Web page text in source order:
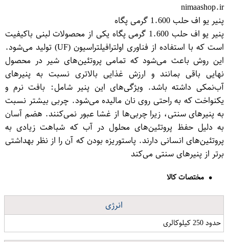
nimaashop.ir
پنیر یو اف حلب 1.600 گرمی پگاه
پنیر یو اف حلب 1.600 گرمی پگاه یکی از محصولات لبنی باکیفیت
است که با استفاده از فناوری اولترافیلتراسیون (UF) تولید می‌شود.
این روش باعث می‌شود که تمامی پروتئین‌های شیر در محصول
نهایی باقی بمانند و ارزش غذایی بالاتری نسبت به پنیرهای
آب‌نمکی داشته باشد. ویژگی‌های این پنیر شامل: بافت نرم و
یکنواخت که به راحتی روی نان مالیده می‌شود. چربی بیشتر نسبت
به پنیرهای سنتی، زیرا چربی‌ها از غشا عبور نمی‌کنند. هضم آسان
به دلیل حفظ پروتئین‌های محلول در آب که شباهت زیادی به
پروتئین‌های انسانی دارند. پاستوریزه بودن که آن را از نظر بهداشتی
برتر از پنیرهای سنتی می‌کند
مختصات کالا
انرژی
حدود 250 کیلوکالری